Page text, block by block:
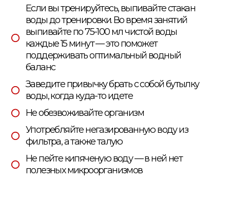
Если вы тренируйтесь, выпивайте стакан
воды до тренировки. Во время занятий
выпивайте по 75-100 мл чистой воды
каждые 15 минут — это поможет
поддерживать оптимальный водный
баланс
Заведите привычку брать с собой бутылку
воды, когда куда-то идете
Не обезвоживайте организм
Употребляйте негазированную воду из
фильтра, а также талую
Не пейте кипяченую воду — в ней нет
полезных микроорганизмов